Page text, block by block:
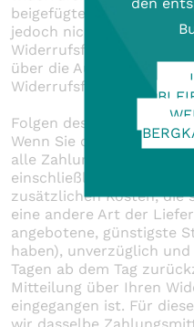
beigefügte Muster-
jedoch nicht
Widerrufsfrist reicht es
über die Ausübung des
Widerrufsfrist absenden.
Folgen des Widerrufs
Wenn Sie diesen Vertrag
alle Zahlungen, die wir
einschließlich der
zusätzlichen Kosten, die
eine andere Art der
angebotene, günstigste
haben), unverzüglich
Tagen ab dem Tag
Mitteilung über Ihren
eingegangen ist. Für
wir dasselbe